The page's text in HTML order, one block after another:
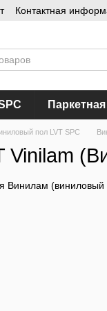
Контактная
пол LVT SPC
Vinilam